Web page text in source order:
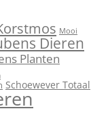
Mooi
Dieren
Planten
Schoewever Totaal